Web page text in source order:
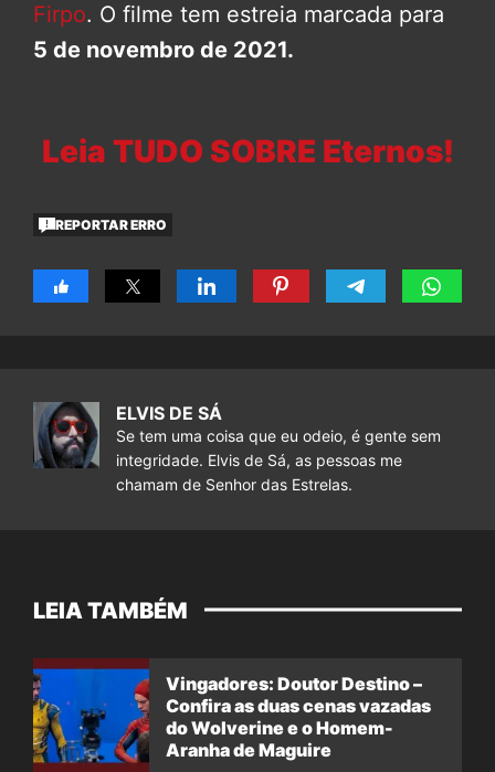
Firpo. O filme tem estreia marcada para
5 de novembro de 2021.
Leia TUDO SOBRE Eternos!
REPORTAR ERRO
ELVIS DE SÁ
Se tem uma coisa que eu odeio, é gente sem
integridade. Elvis de Sá, as pessoas me
chamam de Senhor das Estrelas.
LEIA TAMBÉM
Vingadores: Doutor Destino –
Confira as duas cenas vazadas
do Wolverine e o Homem-
Aranha de Maguire